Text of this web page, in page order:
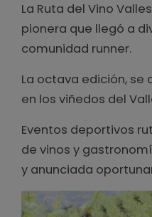
La Ruta del Vino
pionera que llegó a
comunidad runner.
La octava edición, se
en los viñedos del
Eventos deportivos
de vinos y
y anunciada